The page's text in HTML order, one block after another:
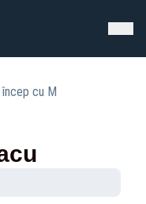
cu M